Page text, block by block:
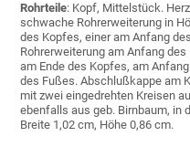
Rohrteile: Kopf, Mittelstück.
schwache Rohrerweiterung in
des Kopfes, einer am Anfang
Rohrerweiterung am Anfang
am Ende des Kopfes, am
des Fußes. Abschlußkappe am
mit zwei eingedrehten Kreisen
ebenfalls aus geb. Birnbaum, in
Breite 1,02 cm, Höhe 0,86 cm.